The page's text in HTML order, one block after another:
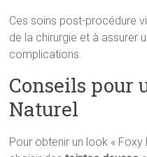
Ces soins post-procédure
de la chirurgie et à assurer
complications.
Conseils pour
Naturel
Pour obtenir un look « Foxy